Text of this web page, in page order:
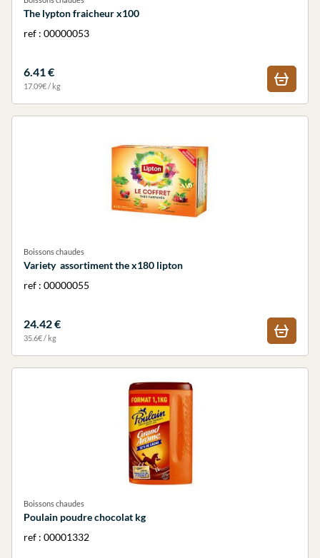
The lypton fraicheur x100
ref : 00000053
6.41 €
17.09€ / kg
Boissons chaudes
Variety assortiment the x180 lipton
ref : 00000055
24.42 €
35.6€ / kg
Boissons chaudes
Poulain poudre chocolat kg
ref : 00001332